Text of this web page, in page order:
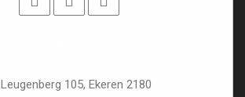
Leugenberg 105, Ekeren 2180